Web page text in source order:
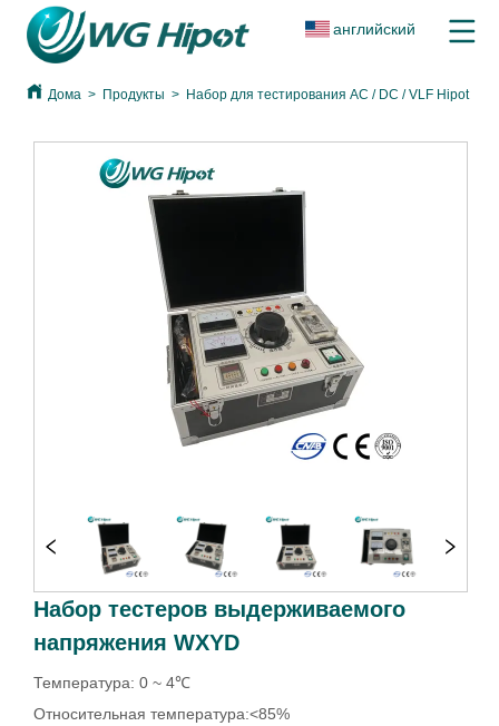
английский
Дома > Продукты > Набор для тестирования AC / DC / VLF Hipot
Набор тестеров выдерживаемого
напряжения WXYD